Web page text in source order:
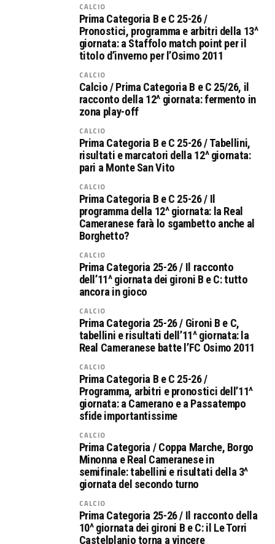
CALCIO
Prima Categoria B e C 25-26 /
Pronostici, programma e arbitri della 13^
giornata: a Staffolo match point per il
titolo d’inverno per l’Osimo 2011
CALCIO
Calcio / Prima Categoria B e C 25/26, il
racconto della 12^ giornata: fermento in
zona play-off
CALCIO
Prima Categoria B e C 25-26 / Tabellini,
risultati e marcatori della 12^ giornata:
pari a Monte San Vito
CALCIO
Prima Categoria B e C 25-26 / Il
programma della 12^ giornata: la Real
Cameranese farà lo sgambetto anche al
Borghetto?
CALCIO
Prima Categoria 25-26 / Il racconto
dell’11^ giornata dei gironi B e C: tutto
ancora in gioco
CALCIO
Prima Categoria 25-26 / Gironi B e C,
tabellini e risultati dell’11^ giornata: la
Real Cameranese batte l’FC Osimo 2011
CALCIO
Prima Categoria B e C 25-26 /
Programma, arbitri e pronostici dell’11^
giornata: a Camerano e a Passatempo
sfide importantissime
CALCIO
Prima Categoria / Coppa Marche, Borgo
Minonna e Real Cameranese in
semifinale: tabellini e risultati della 3^
giornata del secondo turno
CALCIO
Prima Categoria 25-26 / Il racconto della
10^ giornata dei gironi B e C: il Le Torri
Castelplanio torna a vincere